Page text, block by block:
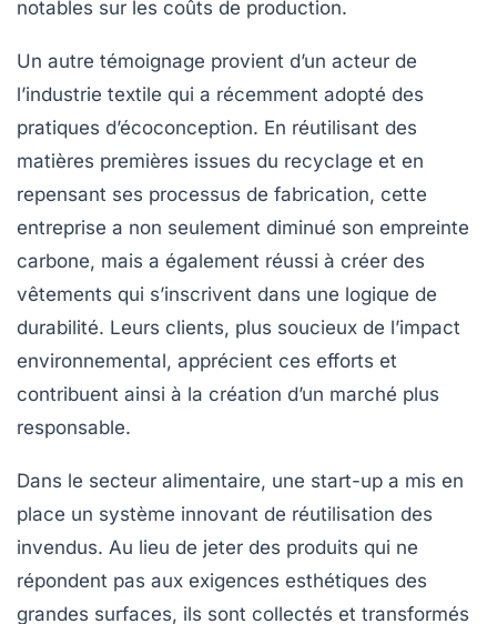
notables sur les coûts de production.
Un autre témoignage provient d’un acteur de
l’industrie textile qui a récemment adopté des
pratiques d’écoconception. En réutilisant des
matières premières issues du recyclage et en
repensant ses processus de fabrication, cette
entreprise a non seulement diminué son empreinte
carbone, mais a également réussi à créer des
vêtements qui s’inscrivent dans une logique de
durabilité. Leurs clients, plus soucieux de l’impact
environnemental, apprécient ces efforts et
contribuent ainsi à la création d’un marché plus
responsable.
Dans le secteur alimentaire, une start-up a mis en
place un système innovant de réutilisation des
invendus. Au lieu de jeter des produits qui ne
répondent pas aux exigences esthétiques des
grandes surfaces, ils sont collectés et transformés